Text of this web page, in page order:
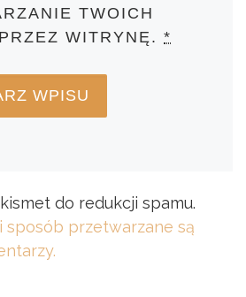
TWOICH
WITRYNĘ.*
do redukcji spamu.
sposób przetwarzane są